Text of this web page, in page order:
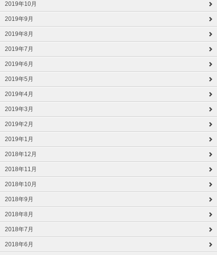
2019年10月
2019年9月
2019年8月
2019年7月
2019年6月
2019年5月
2019年4月
2019年3月
2019年2月
2019年1月
2018年12月
2018年11月
2018年10月
2018年9月
2018年8月
2018年7月
2018年6月